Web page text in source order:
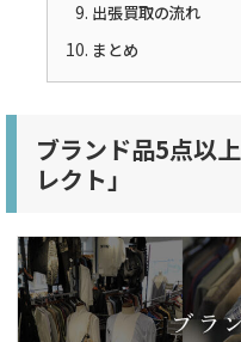
出張買取の流れ
まとめ
ブランド品5点以
レクト」